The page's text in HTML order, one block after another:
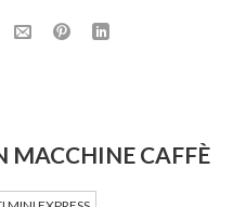
MACCHINE CAFFÈ